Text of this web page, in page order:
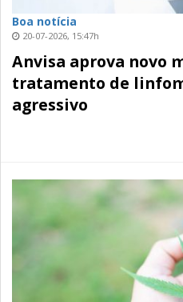
Boa notícia
20-07-2026, 15:47h
Anvisa aprova novo
tratamento de
agressivo